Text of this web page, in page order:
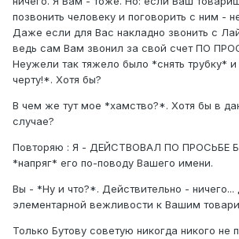
позвонить человеку и поговорить с ним -
Даже если для Вас накладно звонить с
ведь сам Вам звонил за свой счет ПО
Неужели так тяжело было *снять трубку*
черту!*. Хотя бы?
В чем же тут мое *хамство?*. Хотя бы в
случае?
Повторяю : Я - ДЕЙСТВОВАЛ ПО ПРОСЬБЕ
*напряг* его по-поводу Вашего имени.
Вы - *Ну и что?*. Действительно -
элементарной вежливости к Вашим
Только Бутову советую никогда никого не